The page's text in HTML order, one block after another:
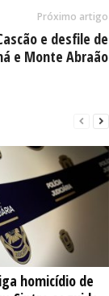
Próximo artigo
e desfile de
e Monte Abraão
homicídio de